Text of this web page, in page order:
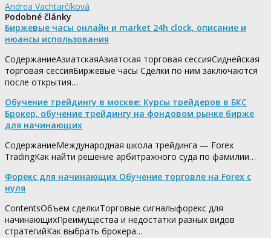
Andrea Vachtarčíková
Podobné články
Биржевые часы онлайн и market 24h clock, описание и
нюансы использования
СодержаниеАзиатскаяАзиатская торговая сессияСиднейская
торговая сессияБиржевые часы Сделки по ним заключаются
после открытия…
Обучение трейдингу в москве: Курсы трейдеров в БКС
Брокер, обучение трейдингу на фондовом рынке бирже
для начинающих
СодержаниеМеждународная школа трейдинга — Forex
TradingКак найти решение арбитражного суда по фамилии…
Форекс для начинающих Обучение торговле на Forex с
нуля
ContentsОбъем сделкиТорговые сигналыфорекс для
начинающихПреимущества и недостатки разных видов
стратегийКак выбрать брокера…